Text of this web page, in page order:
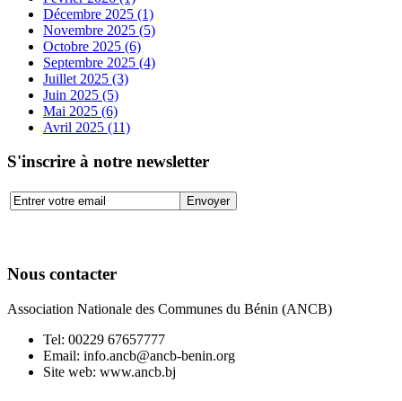
Décembre 2025 (1)
Novembre 2025 (5)
Octobre 2025 (6)
Septembre 2025 (4)
Juillet 2025 (3)
Juin 2025 (5)
Mai 2025 (6)
Avril 2025 (11)
S'inscrire à notre newsletter
Nous contacter
Association Nationale des Communes du Bénin (ANCB)
Tel: 00229 67657777
Email: info.ancb@ancb-benin.org
Site web: www.ancb.bj